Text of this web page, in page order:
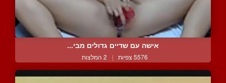
אישה עם שדיים גדולים מבי...
5576 צפיות | 2 המלצות